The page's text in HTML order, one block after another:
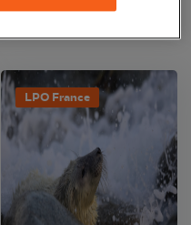
LPO France